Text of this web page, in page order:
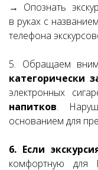
→ Опознать
в руках с
телефона
5. Обращаем
категорически
электронных
напитков.
основанием для
6. Если
комфортную для